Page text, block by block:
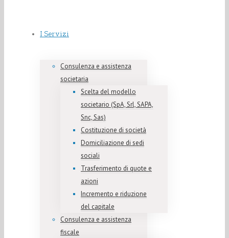
I Servizi
Consulenza e assistenza
societaria
Scelta del modello
societario (SpA, Srl, SAPA,
Snc, Sas)
Costituzione di società
Domiciliazione di sedi
sociali
Trasferimento di quote e
azioni
Incremento e riduzione
del capitale
Consulenza e assistenza
fiscale